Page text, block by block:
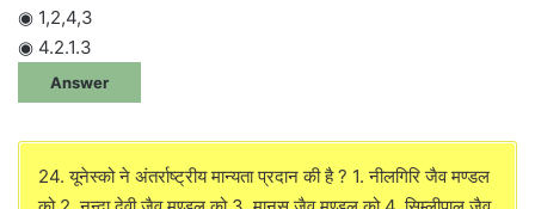
◉ 1,2,4,3
◉ 4.2.1.3
Answer
24. यूनेस्को ने अंतर्राष्ट्रीय मान्यता प्रदान की है ? 1. नीलगिरि जैव मण्डल